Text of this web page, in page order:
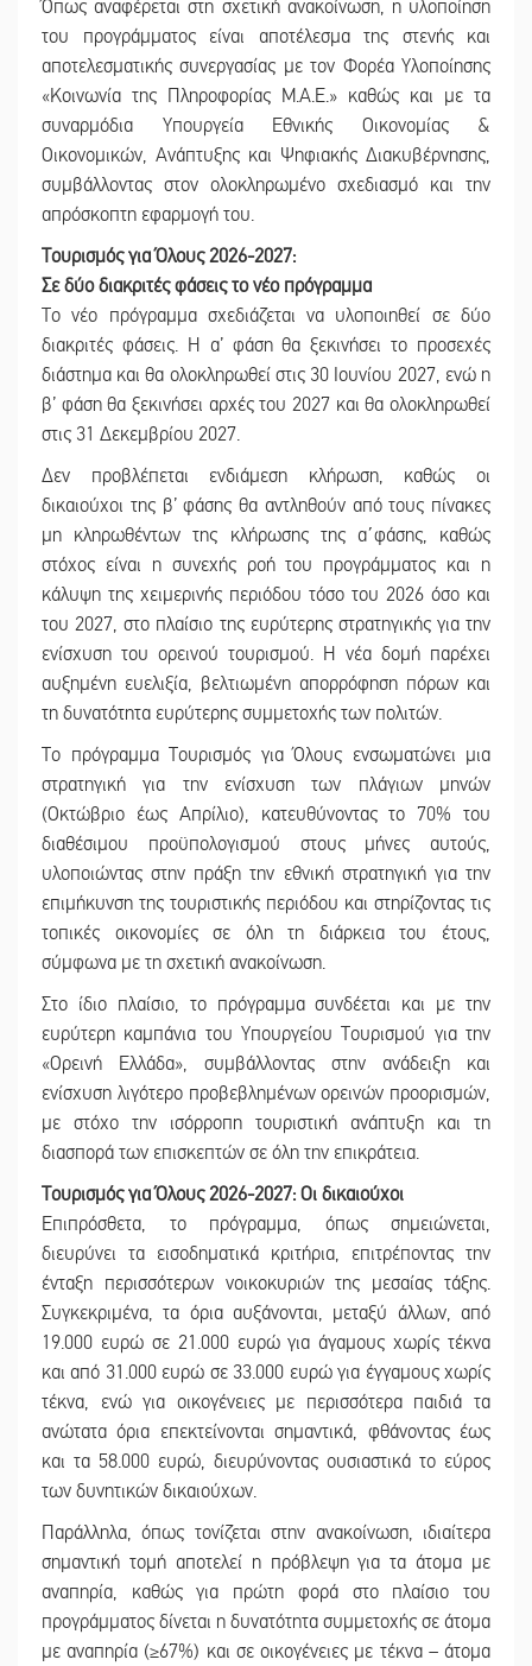
Όπως αναφέρεται στη σχετική ανακοίνωση, η υλοποίηση
του προγράμματος είναι αποτέλεσμα της στενής και
αποτελεσματικής συνεργασίας με τον Φορέα Υλοποίησης
«Κοινωνία της Πληροφορίας Μ.Α.Ε.» καθώς και με τα
συναρμόδια Υπουργεία Εθνικής Οικονομίας &
Οικονομικών, Ανάπτυξης και Ψηφιακής Διακυβέρνησης,
συμβάλλοντας στον ολοκληρωμένο σχεδιασμό και την
απρόσκοπτη εφαρμογή του.
Τουρισμός για Όλους 2026-2027:
Σε δύο διακριτές φάσεις το νέο πρόγραμμα
Το νέο πρόγραμμα σχεδιάζεται να υλοποιηθεί σε δύο
διακριτές φάσεις. Η α’ φάση θα ξεκινήσει το προσεχές
διάστημα και θα ολοκληρωθεί στις 30 Ιουνίου 2027, ενώ η
β’ φάση θα ξεκινήσει αρχές του 2027 και θα ολοκληρωθεί
στις 31 Δεκεμβρίου 2027.
Δεν προβλέπεται ενδιάμεση κλήρωση, καθώς οι
δικαιούχοι της β’ φάσης θα αντληθούν από τους πίνακες
μη κληρωθέντων της κλήρωσης της α΄φάσης, καθώς
στόχος είναι η συνεχής ροή του προγράμματος και η
κάλυψη της χειμερινής περιόδου τόσο του 2026 όσο και
του 2027, στο πλαίσιο της ευρύτερης στρατηγικής για την
ενίσχυση του ορεινού τουρισμού. Η νέα δομή παρέχει
αυξημένη ευελιξία, βελτιωμένη απορρόφηση πόρων και
τη δυνατότητα ευρύτερης συμμετοχής των πολιτών.
Το πρόγραμμα Τουρισμός για Όλους ενσωματώνει μια
στρατηγική για την ενίσχυση των πλάγιων μηνών
(Οκτώβριο έως Απρίλιο), κατευθύνοντας το 70% του
διαθέσιμου προϋπολογισμού στους μήνες αυτούς,
υλοποιώντας στην πράξη την εθνική στρατηγική για την
επιμήκυνση της τουριστικής περιόδου και στηρίζοντας τις
τοπικές οικονομίες σε όλη τη διάρκεια του έτους,
σύμφωνα με τη σχετική ανακοίνωση.
Στο ίδιο πλαίσιο, το πρόγραμμα συνδέεται και με την
ευρύτερη καμπάνια του Υπουργείου Τουρισμού για την
«Ορεινή Ελλάδα», συμβάλλοντας στην ανάδειξη και
ενίσχυση λιγότερο προβεβλημένων ορεινών προορισμών,
με στόχο την ισόρροπη τουριστική ανάπτυξη και τη
διασπορά των επισκεπτών σε όλη την επικράτεια.
Τουρισμός για Όλους 2026-2027: Οι δικαιούχοι
Επιπρόσθετα, το πρόγραμμα, όπως σημειώνεται,
διευρύνει τα εισοδηματικά κριτήρια, επιτρέποντας την
ένταξη περισσότερων νοικοκυριών της μεσαίας τάξης.
Συγκεκριμένα, τα όρια αυξάνονται, μεταξύ άλλων, από
19.000 ευρώ σε 21.000 ευρώ για άγαμους χωρίς τέκνα
και από 31.000 ευρώ σε 33.000 ευρώ για έγγαμους χωρίς
τέκνα, ενώ για οικογένειες με περισσότερα παιδιά τα
ανώτατα όρια επεκτείνονται σημαντικά, φθάνοντας έως
και τα 58.000 ευρώ, διευρύνοντας ουσιαστικά το εύρος
των δυνητικών δικαιούχων.
Παράλληλα, όπως τονίζεται στην ανακοίνωση, ιδιαίτερα
σημαντική τομή αποτελεί η πρόβλεψη για τα άτομα με
αναπηρία, καθώς για πρώτη φορά στο πλαίσιο του
προγράμματος δίνεται η δυνατότητα συμμετοχής σε άτομα
με αναπηρία (≥67%) και σε οικογένειες με τέκνα – άτομα